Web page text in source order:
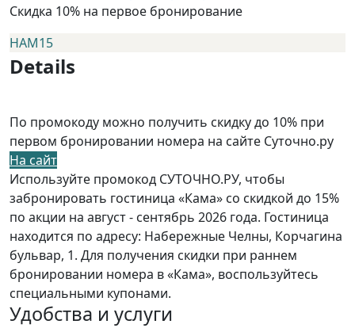
Скидка 10% на первое бронирование
НАМ15
Details
По промокоду можно получить скидку до 10% при
первом бронировании номера на сайте Суточно.ру
На сайт
Используйте промокод СУТОЧНО.РУ, чтобы
забронировать гостиница «Кама» со скидкой до 15%
по акции на август - сентябрь 2026 года. Гостиница
находится по адресу: Набережные Челны, Корчагина
бульвар, 1. Для получения скидки при раннем
бронировании номера в «Кама», воспользуйтесь
специальными купонами.
Удобства и услуги